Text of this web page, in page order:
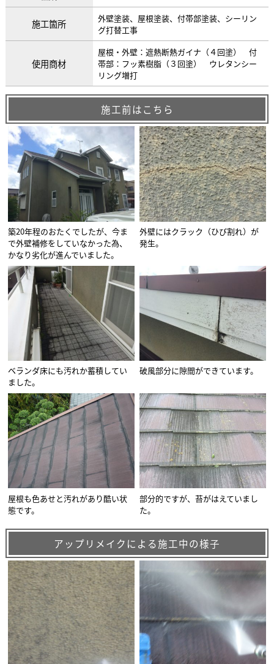
施工箇所
外壁塗装、屋根塗装、付帯部塗装、シーリン
グ打替工事
使用商材
屋根・外壁：遮熱断熱ガイナ（４回塗） 付
帯部：フッ素樹脂（３回塗） ウレタンシー
リング増打
施工前はこちら
築20年程のおたくでしたが、今ま
で外壁補修をしていなかった為、
かなり劣化が進んでいました。
外壁にはクラック（ひび割れ）が
発生。
ベランダ床にも汚れか蓄積してい
ました。
破風部分に隙間ができています。
屋根も色あせと汚れがあり酷い状
態です。
部分的ですが、苔がはえていまし
た。
アップリメイクによる施工中の様子